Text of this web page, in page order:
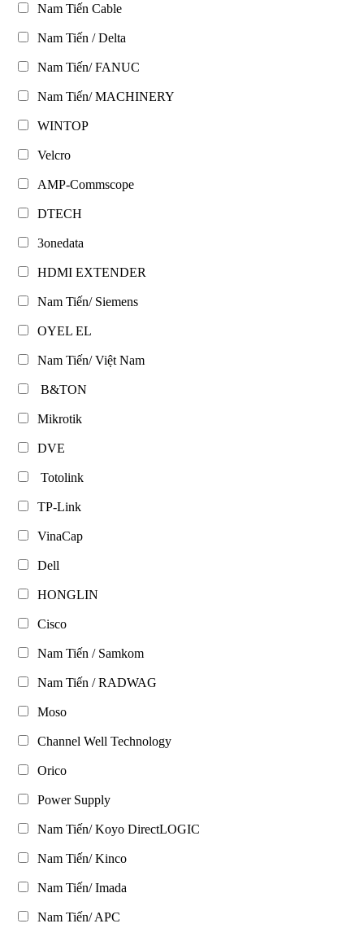
Nam Tiến Cable
Nam Tiến / Delta
Nam Tiến/ FANUC
Nam Tiến/ MACHINERY
WINTOP
Velcro
AMP-Commscope
DTECH
3onedata
HDMI EXTENDER
Nam Tiến/ Siemens
OYEL EL
Nam Tiến/ Việt Nam
B&TON
Mikrotik
DVE
Totolink
TP-Link
VinaCap
Dell
HONGLIN
Cisco
Nam Tiến / Samkom
Nam Tiến / RADWAG
Moso
Channel Well Technology
Orico
Power Supply
Nam Tiến/ Koyo DirectLOGIC
Nam Tiến/ Kinco
Nam Tiến/ Imada
Nam Tiến/ APC